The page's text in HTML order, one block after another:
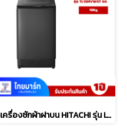
เครื่องซักผ้าฝาบน HITACHI รุ่น LTL 15MVW0T GG 15 กก.